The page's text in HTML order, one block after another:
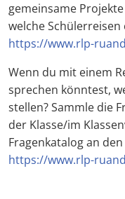
gemeinsame
welche
https://www.rlp-
Wenn du mit einem
sprechen könntest,
stellen? Sammle die
der Klasse/im
Fragenkatalog an
https://www.rlp-